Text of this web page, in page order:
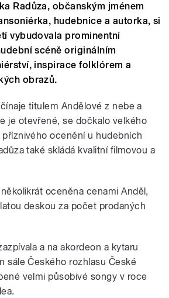
Radůza, občanským jménem
hudebnice a autorka, si
vybudovala prominentní
scéně originálním
inspirace folklórem a
obrazů.
titulem Andělové z nebe a
je otevřené, se dočkalo velkého
ocenění u hudebních
také skládá kvalitní filmovou a
oceněna cenami Anděl,
deskou za počet prodaných
a na akordeon a kytaru
sále Českého rozhlasu České
velmi působivé songy v roce